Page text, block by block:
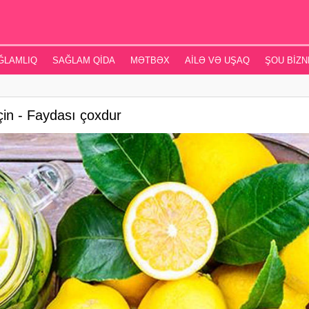
SAĞLAM QIDA MƏTBƏX AILƏ VƏ UŞAQ ŞOU
- Faydası çoxdur